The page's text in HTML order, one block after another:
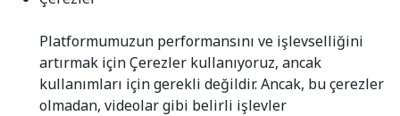
Platformumuzun performansını ve işlevselliğini
artırmak için Çerezler kullanıyoruz, ancak
kullanımları için gerekli değildir. Ancak, bu çerezler
olmadan, videolar gibi belirli işlevler